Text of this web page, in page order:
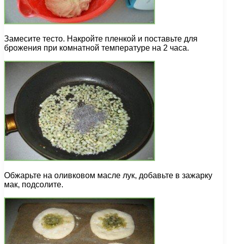
Замесите тесто. Накройте пленкой и поставьте для
брожения при комнатной температуре на 2 часа.
Обжарьте на оливковом масле лук, добавьте в зажарку
мак, подсолите.